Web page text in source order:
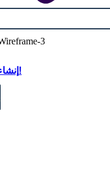
إنشاء الخاصة بك!